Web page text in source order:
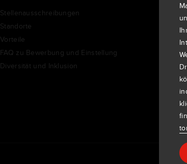
Stellenausschreibungen
Standorte
Vorteile
FAQ zu Bewerbung und Einstellung
Diversität und Inklusion
Kunden
7th
9th